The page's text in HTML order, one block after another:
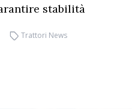
stabilità
Trattori News